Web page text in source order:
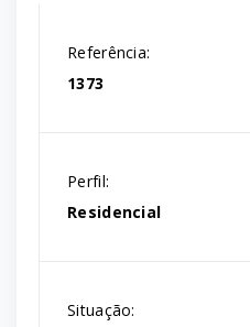
Referência:
1373
Perfil:
Residencial
Situação: